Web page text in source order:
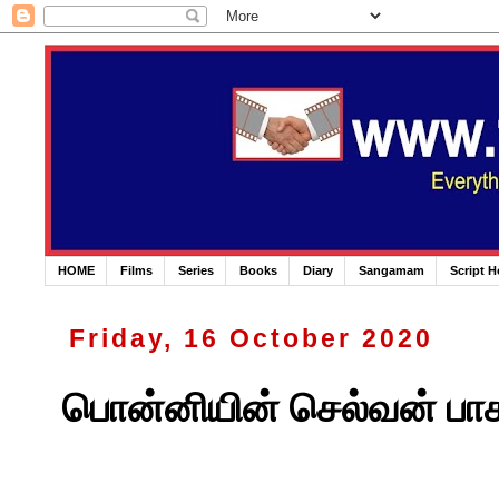
HOME Films Series Books Diary Sangamam Script
Friday, 16 October 2020
பொன்னியின் செல்வன்